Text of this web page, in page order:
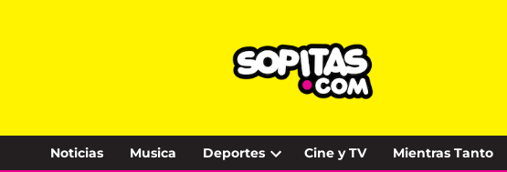
Noticias Musica Deportes Cine y TV Mientras Tanto